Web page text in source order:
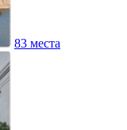
83 места